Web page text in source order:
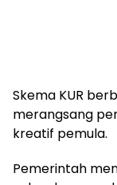
Skema KUR
merangsang
kreatif pemula.
Pemerintah